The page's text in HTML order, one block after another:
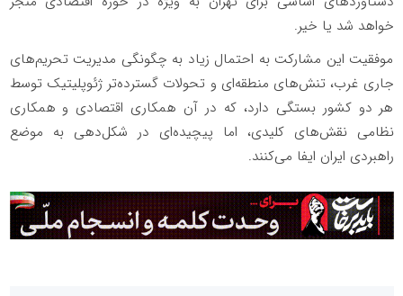
خواهد شد یا خیر.
موفقیت این مشارکت به احتمال زیاد به چگونگی مدیریت تحریم‌های
جاری غرب، تنش‌های منطقه‌ای و تحولات گسترده‌تر ژئوپلیتیک توسط
هر دو کشور بستگی دارد، که در آن همکاری اقتصادی و همکاری
نظامی نقش‌های کلیدی، اما پیچیده‌ای در شکل‌دهی به موضع
راهبردی ایران ایفا می‌کنند.